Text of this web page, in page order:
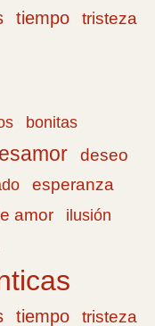
tiempo
tristeza
bonitas
deseo
esperanza
amor
ilusión
tiempo tristeza